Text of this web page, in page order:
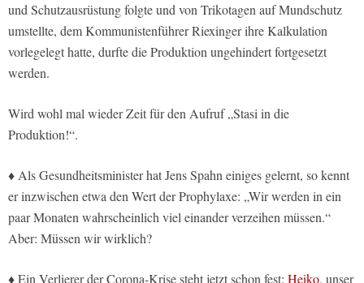
und Schutzausrüstung folgte und von Trikotagen auf Mundschutz
umstellte, dem Kommunistenführer Riexinger ihre Kalkulation
vorlegelegt hatte, durfte die Produktion ungehindert fortgesetzt
werden.
Wird wohl mal wieder Zeit für den Aufruf „Stasi in die
Produktion!“.
♦ Als Gesundheitsminister hat Jens Spahn einiges gelernt, so kennt
er inzwischen etwa den Wert der Prophylaxe: „Wir werden in ein
paar Monaten wahrscheinlich viel einander verzeihen müssen.“
Aber: Müssen wir wirklich?
♦ Ein Verlierer der Corona-Krise steht jetzt schon fest: Heiko, unser